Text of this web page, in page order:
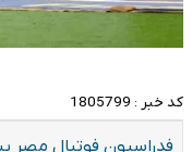
کد خبر : 1805799
فدراسیون فوتبال مصر